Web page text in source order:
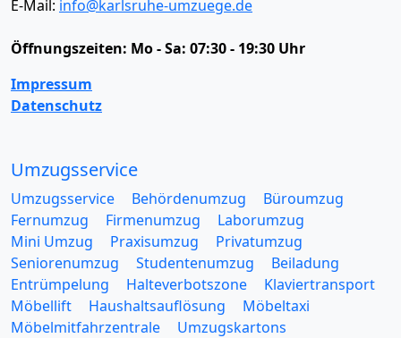
E-Mail: info@karlsruhe-umzuege.de
Öffnungszeiten: Mo - Sa: 07:30 - 19:30 Uhr
Impressum
Datenschutz
Umzugsservice
Umzugsservice Behördenumzug
Büroumzug
Fernumzug
Firmenumzug
Laborumzug
Mini Umzug
Praxisumzug
Privatumzug
Seniorenumzug
Studentenumzug
Beiladung
Entrümpelung
Halteverbotszone
Klaviertransport
Möbellift
Haushaltsauflösung
Möbeltaxi
Möbelmitfahrzentrale
Umzugskartons